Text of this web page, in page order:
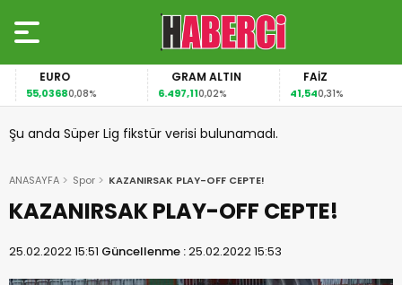
EURO
55,03680,08%
GRAM ALTIN
6.497,110,02%
FAİZ
41,540,31%
Şu anda Süper Lig fikstür verisi bulunamadı.
ANASAYFA Spor KAZANIRSAK PLAY-OFF CEPTE!
KAZANIRSAK PLAY-OFF CEPTE!
25.02.2022 15:51 Güncellenme :25.02.2022 15:53